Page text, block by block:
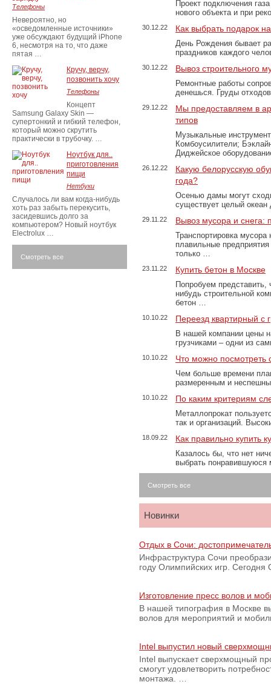
Проект подключения
нового объекта и при
30.12.22 Как выбрать подарок
День Рождения бывает
праздников каждого
30.12.22 Вывоз строительного
Ремонтные работы
денешься. Груды
29.12.22
Мы предоставляем в
типов
Музыкальные
Комбоусилители;
Диджейское
26.12.22
Какую белорусскую
года?
Осенью дамы могут
существует целый
29.11.22 Вывоз мусора и
Транспортировка
плавильные
только …
23.11.22 Купить бетон в Москве
Попробуем представить,
нибудь строительной
бетон …
10.10.22 Переезд квартирный с
В нашей компании цены
грузчиками – одни из
10.10.22 Что можно посмотреть
Чем больше времени
размеренным и
10.10.22 По каким критериям
Металлопрокат
так и организаций.
18.09.22 Как правильно купить
Казалось бы, что нет
выбрать
Смотреть все
Новинки
Отдых в Сочи:
Инфраструктура Сочи
году Олимпийских игр.
Изготовление пресс волов и
В нашей типография в Москве
волов для мероприятий и
Intel выпустил новый
Intel выпускает сверхмощный
смогут удовлетворить
монтажа. …
Телефоны
Невероятно, но
«осведомленные источники»
уже обсуждают будущий iPhone
6, несмотря на то, что даже
пятая …
Кручу, верчу,
позвонить хочу
Телефоны
Концепт
Samsung Galaxy Skin —
супертонкий и гибкий телефон,
который можно скрутить
практически в трубочку. …
Ноутбук для..
приготовления
пищи
Нетбуки
Случалось ли вам когда-нибудь
хоть раз забыть перекусить,
засидевшись долго за
компьютером? Новый ноутбук
Electrolux …
Смотреть все